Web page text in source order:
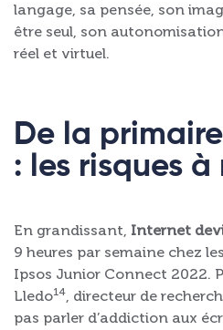
langage, sa pensée, son
être seul, son
réel et virtuel.
De la
: les risques
En grandissant, Internet
9 heures par semaine chez
Ipsos Junior Connect 2022.
Lledo14, directeur de
pas parler d’addiction aux